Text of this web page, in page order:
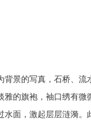
背景的写真，石桥、流
雅的旗袍，袖口绣有微
水面，激起层层涟漪。